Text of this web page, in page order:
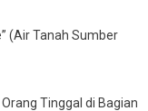
(Air Tanah Sumber
Tinggal di Bagian